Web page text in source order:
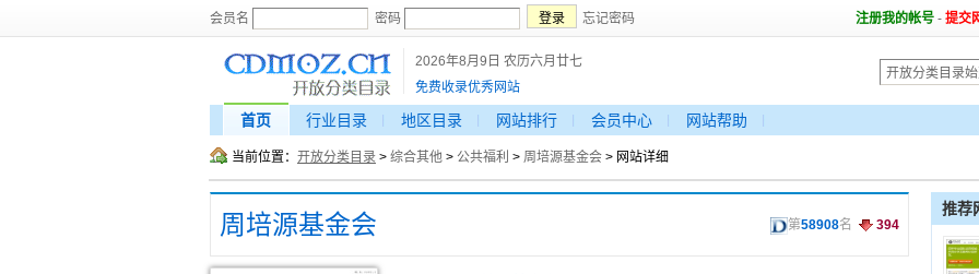
会员名 密码 忘记密码 注册我的帐号 - 提交
2026年8月9日 农历六月廿七
免费收录优秀网站
首页 行业目录 地区目录 网站排行 会员中心 网站帮助
当前位置： 开放分类目录 > 综合其他 > 公共福利 > 周培源基金会 > 网站详细
周培源基金会 第58908名 394
推荐